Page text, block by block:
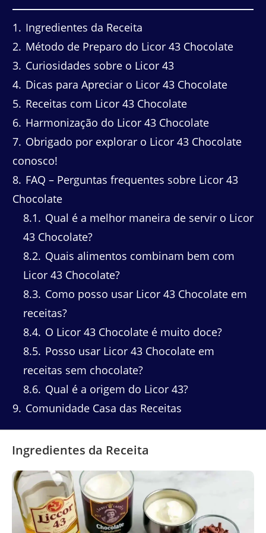
1
Ingredientes da Receita
2 Método de Preparo do Licor 43 Chocolate
3 Curiosidades sobre o Licor 43
4 Dicas para Apreciar o Licor 43 Chocolate
5 Receitas com Licor 43 Chocolate
6 Harmonização do Licor 43 Chocolate
7 Obrigado por explorar o Licor 43 Chocolate
conosco!
8 FAQ – Perguntas frequentes sobre Licor 43
Chocolate
8.1
Qual é a melhor maneira de servir o Licor
43 Chocolate?
8.2 Quais alimentos combinam bem com
Licor 43 Chocolate?
8.3 Como posso usar Licor 43 Chocolate em
receitas?
8.4 O Licor 43 Chocolate é muito doce?
8.5 Posso usar Licor 43 Chocolate em
receitas sem chocolate?
8.6 Qual é a origem do Licor 43?
9 Comunidade Casa das Receitas
Ingredientes da Receita